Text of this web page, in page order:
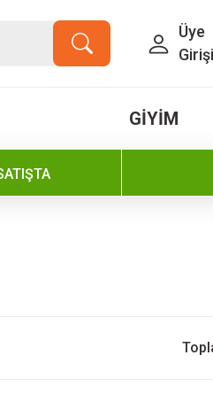
Üye
Girişi
GİYİM